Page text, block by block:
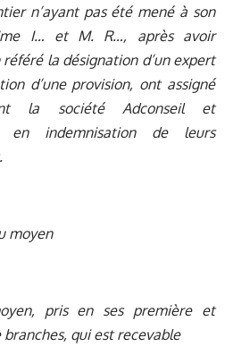
n’ayant pas été mené à son
I… et M. R…, après avoir
la désignation d’un expert
d’une provision, ont assigné
la société Adconseil et
en indemnisation de leurs
moyen
pris en ses première et
qui est recevable